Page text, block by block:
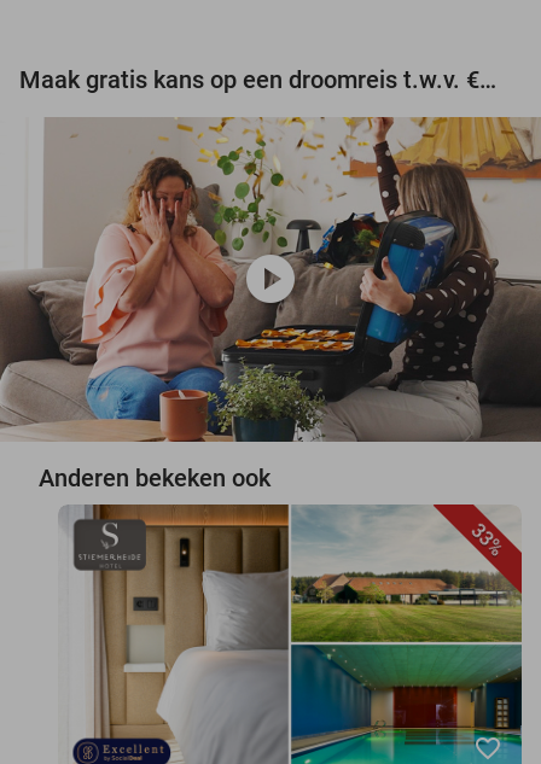
Maak gratis kans op een droomreis t.w.v. €3.000!
play_circle
Anderen bekeken ook
33%
favorite_border